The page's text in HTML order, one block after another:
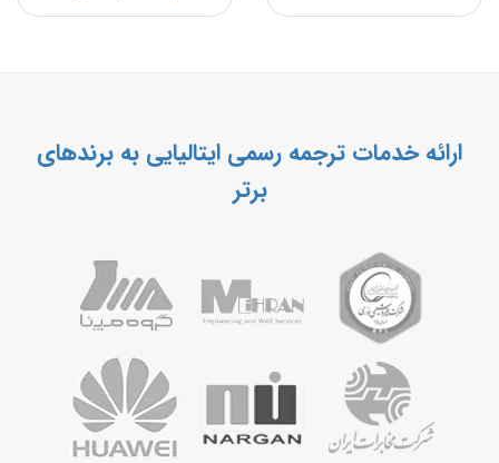
ارائه خدمات ترجمه رسمی ایتالیایی به برندهای
برتر